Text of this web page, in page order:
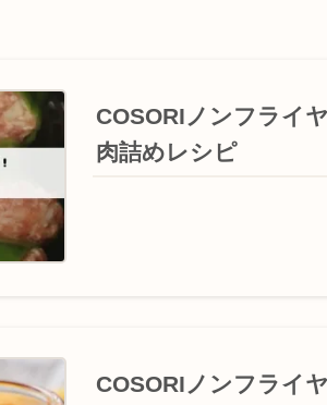
COSORIノンフライ
肉詰めレシピ
COSORIノンフライ